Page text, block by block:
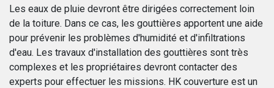
Les eaux de pluie devront être dirigées correctement loin
de la toiture. Dans ce cas, les gouttières apportent une aide
pour prévenir les problèmes d'humidité et d'infiltrations
d'eau. Les travaux d'installation des gouttières sont très
complexes et les propriétaires devront contacter des
experts pour effectuer les missions. HK couverture est un